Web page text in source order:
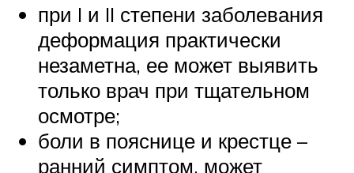
при I и II степени заболевания
деформация практически
незаметна, ее может выявить
только врач при тщательном
осмотре;
боли в пояснице и крестце –
ранний симптом, может